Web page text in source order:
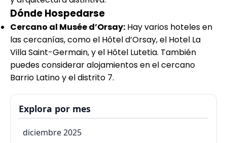
Dónde Hospedarse
Cercano al Musée d’Orsay: Hay varios hoteles en
las cercanías, como el Hôtel d’Orsay, el Hotel La
Villa Saint-Germain, y el Hôtel Lutetia. También
puedes considerar alojamientos en el cercano
Barrio Latino y el distrito 7.
Explora por mes
diciembre 2025